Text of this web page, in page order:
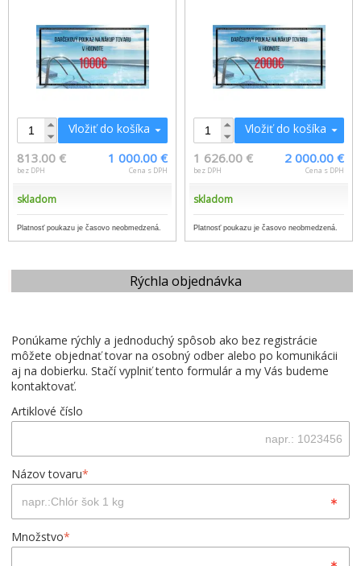
Rýchla objednávka
Ponúkame rýchly a jednoduchý spôsob ako bez registrácie
môžete objednať tovar na osobný odber alebo po komunikácii
aj na dobierku. Stačí vyplniť tento formulár a my Vás budeme
kontaktovať.
Artiklové číslo
Názov tovaru*
Množstvo*
Vložiť do košíka
813.00 €
bez DPH
1 000.00 €
Cena s DPH
skladom
Platnosť poukazu je časovo neobmedzená.
Vložiť do košíka
1 626.00 €
bez DPH
2 000.00 €
Cena s DPH
skladom
Platnosť poukazu je časovo neobmedzená.